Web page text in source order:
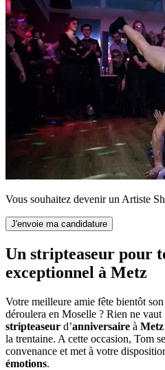
Vous souhaitez devenir un Artiste
Un stripteaseur pour
exceptionnel à Metz
Votre meilleure amie fête bientôt
déroulera en Moselle ? Rien ne
stripteaseur d’anniversaire à Metz
la trentaine. A cette occasion, Tom
convenance et met à votre
émotions.